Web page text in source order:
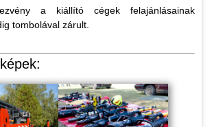
a kiállító cégek felajánlásainak
tombolával zárult.